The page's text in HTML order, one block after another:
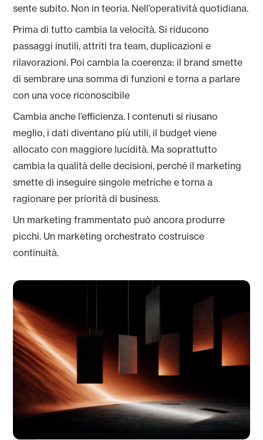
sente subito. Non in teoria. Nell’operatività quotidiana.
Prima di tutto cambia la velocità. Si riducono
passaggi inutili, attriti tra team, duplicazioni e
rilavorazioni. Poi cambia la coerenza: il brand smette
di sembrare una somma di funzioni e torna a parlare
con una voce riconoscibile
Cambia anche l’efficienza. I contenuti si riusano
meglio, i dati diventano più utili, il budget viene
allocato con maggiore lucidità. Ma soprattutto
cambia la qualità delle decisioni, perché il marketing
smette di inseguire singole metriche e torna a
ragionare per priorità di business.
Un marketing frammentato può ancora produrre
picchi. Un marketing orchestrato costruisce
continuità.